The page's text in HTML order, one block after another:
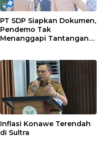
PT SDP Siapkan Dokumen,
Pendemo Tak
Menanggapi Tantangan
Inflasi Konawe Terendah
di Sultra